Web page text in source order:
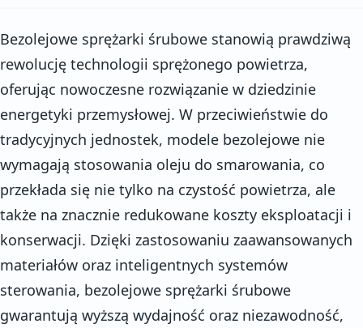
Bezolejowe sprężarki śrubowe stanowią prawdziwą
rewolucję technologii sprężonego powietrza,
oferując nowoczesne rozwiązanie w dziedzinie
energetyki przemysłowej. W przeciwieństwie do
tradycyjnych jednostek, modele bezolejowe nie
wymagają stosowania oleju do smarowania, co
przekłada się nie tylko na czystość powietrza, ale
także na znacznie redukowane koszty eksploatacji i
konserwacji. Dzięki zastosowaniu zaawansowanych
materiałów oraz inteligentnych systemów
sterowania, bezolejowe sprężarki śrubowe
gwarantują wyższą wydajność oraz niezawodność,